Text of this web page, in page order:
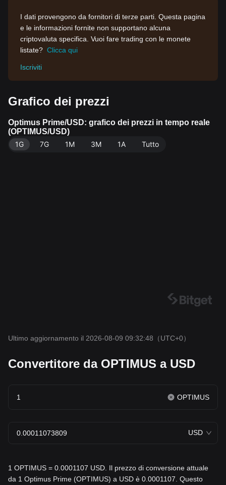
I dati provengono da fornitori di terze parti. Questa pagina
e le informazioni fornite non supportano alcuna
criptovaluta specifica. Vuoi fare trading con le monete
listate? Clicca qui
Iscriviti
Grafico dei prezzi
Optimus Prime/USD: grafico dei prezzi in tempo reale
(OPTIMUS/USD)
1G
7G 1M 3M 1A Tutto
Ultimo aggiornamento il 2026-08-09 09:32:48 （UTC+0）
Convertitore da OPTIMUS a USD
OPTIMUS
USD
1 OPTIMUS = 0.0001107 USD. Il prezzo di conversione attuale
da 1 Optimus Prime (OPTIMUS) a USD è 0.0001107. Questo